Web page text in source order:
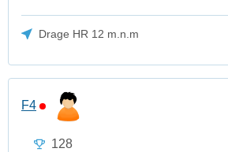
Drage HR 12 m.n.m
F4
128